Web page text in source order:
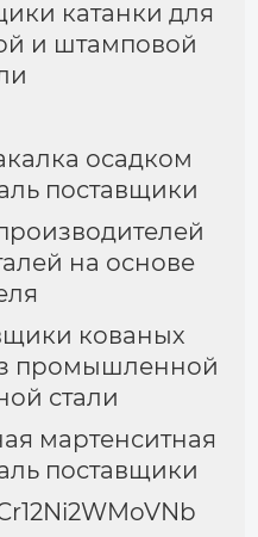
катанки для
и штамповой
осадком
поставщики
на основе
кованых
промышленной
стали
мартенситная
поставщики